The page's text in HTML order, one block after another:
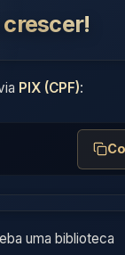
PIX (CPF):
uma biblioteca